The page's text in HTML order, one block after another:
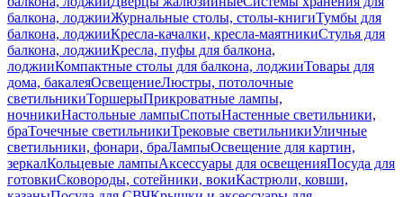
балкона, лоджииЖурнальные столы, столы-книгиТумбы для
балкона, лоджииКресла-качалки, кресла-маятникиСтулья для
балкона, лоджииКресла, пуфы для балкона,
лоджииКомпактные столы для балкона, лоджииТовары для
дома, бакалеяОсвещениеЛюстры, потолочные
светильникиТоршерыПрикроватные лампы,
ночникиНастольные лампыСпотыНастенные светильники,
браТочечные светильникиТрековые светильникиУличные
светильники, фонари, браЛампыОсвещение для картин,
зеркалКольцевые лампыАксессуары для освещенияПосуда для
готовкиСковороды, сотейники, вокиКастрюли, ковши,